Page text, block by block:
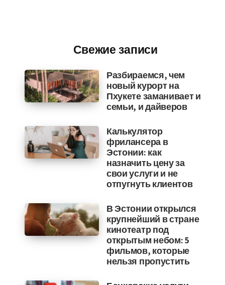
Свежие записи
Разбираемся, чем
новый курорт на
Пхукете заманивает и
семьи, и дайверов
Калькулятор
фрилансера в
Эстонии: как
назначить цену за
свои услуги и не
отпугнуть клиентов
В Эстонии открылся
крупнейший в стране
кинотеатр под
открытым небом: 5
фильмов, которые
нельзя пропустить